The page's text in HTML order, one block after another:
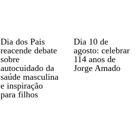
Dia dos Pais
reacende debate
sobre
autocuidado da
saúde masculina
e inspiração
para filhos
Dia 10 de
agosto: celebrar
114 anos de
Jorge Amado